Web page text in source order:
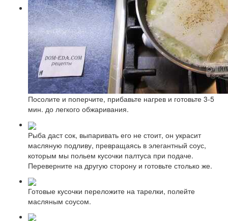
Посолите и поперчите, прибавьте нагрев и готовьте 3-5
мин. до легкого обжаривания.
Рыба даст сок, выпаривать его не стоит, он украсит
масляную подливу, превращаясь в элегантный соус,
которым мы польем кусочки палтуса при подаче.
Переверните на другую сторону и готовьте столько же.
Готовые кусочки переложите на тарелки, полейте
масляным соусом.